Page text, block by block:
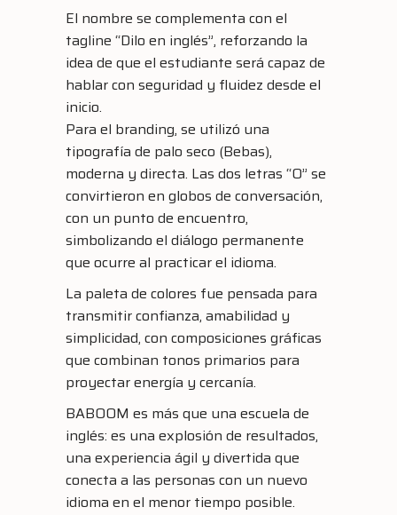
El nombre se complementa con el
tagline “Dilo en inglés”, reforzando la
idea de que el estudiante será capaz de
hablar con seguridad y fluidez desde el
inicio.
Para el branding, se utilizó una
tipografía de palo seco (Bebas),
moderna y directa. Las dos letras “O” se
convirtieron en globos de conversación,
con un punto de encuentro,
simbolizando el diálogo permanente
que ocurre al practicar el idioma.
La paleta de colores fue pensada para
transmitir confianza, amabilidad y
simplicidad, con composiciones gráficas
que combinan tonos primarios para
proyectar energía y cercanía.
BABOOM es más que una escuela de
inglés: es una explosión de resultados,
una experiencia ágil y divertida que
conecta a las personas con un nuevo
idioma en el menor tiempo posible.